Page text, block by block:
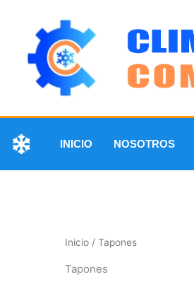
INICIO NOSOTROS
Inicio / Tapones
Tapones